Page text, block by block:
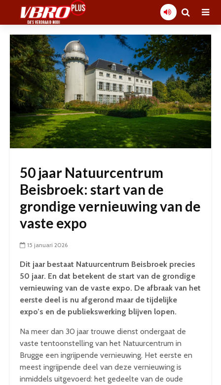
50 jaar Natuurcentrum
Beisbroek: start van de
grondige vernieuwing van de
vaste expo
15 januari 2026
Dit jaar bestaat Natuurcentrum Beisbroek precies
50 jaar. En dat betekent de start van de grondige
vernieuwing van de vaste expo. De afbraak van het
eerste deel is nu afgerond maar de tijdelijke
expo’s en de publiekswerking blijven lopen.
Na meer dan 30 jaar trouwe dienst ondergaat de
vaste tentoonstelling van het Natuurcentrum in
Brugge een ingrijpende vernieuwing. Het eerste en
meest ingrijpende deel van deze vernieuwing is
inmiddels uitgevoerd: het gedeelte van de oude